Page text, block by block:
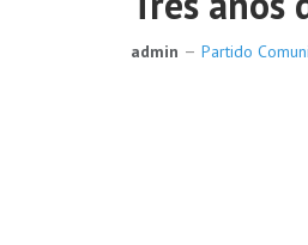
admin Partido